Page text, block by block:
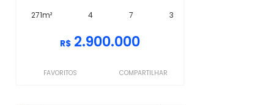
271m² 4 7 3
R$ 2.900.000
FAVORITOS COMPARTILHAR